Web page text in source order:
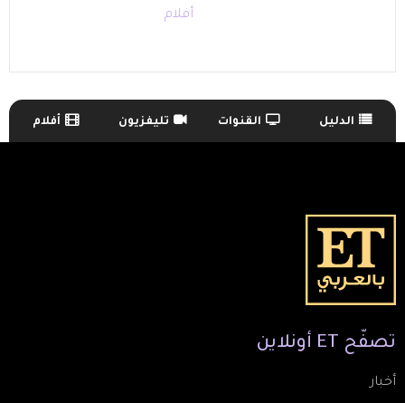
أفلام
TV Guide Menu الدليل القنوات تليفزيون أفلام
تصفّح ET أونلاين
أخبار